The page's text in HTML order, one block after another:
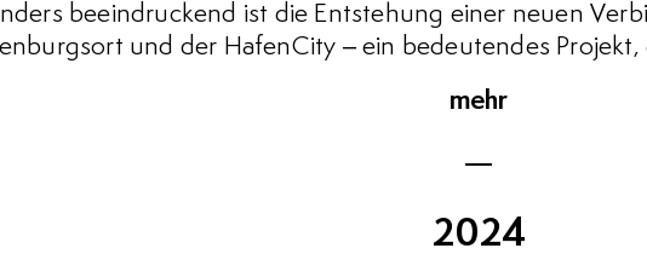
beeindruckend ist die Entstehung einer neuen
und der HafenCity – ein bedeutendes Projekt,
mehr
2024